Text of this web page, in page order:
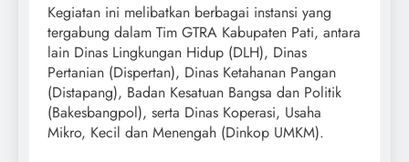
Kegiatan ini melibatkan berbagai instansi yang
tergabung dalam Tim GTRA Kabupaten Pati, antara
lain Dinas Lingkungan Hidup (DLH), Dinas
Pertanian (Dispertan), Dinas Ketahanan Pangan
(Distapang), Badan Kesatuan Bangsa dan Politik
(Bakesbangpol), serta Dinas Koperasi, Usaha
Mikro, Kecil dan Menengah (Dinkop UMKM).